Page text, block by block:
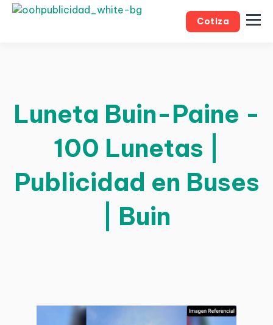
Cotiza
Luneta Buin-Paine -
100 Lunetas |
Publicidad en Buses
| Buin